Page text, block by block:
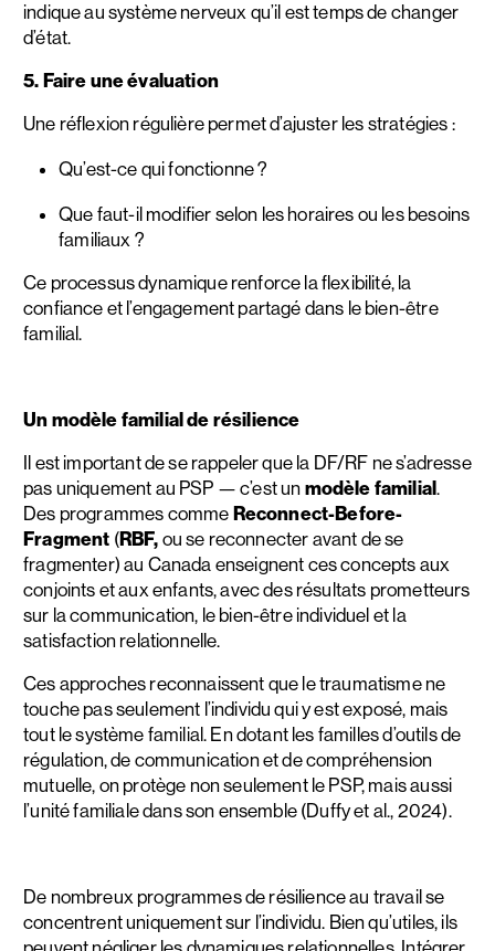
indique au système nerveux qu’il est temps de changer
d’état.
5. Faire une évaluation
Une réflexion régulière permet d’ajuster les stratégies :
Qu’est-ce qui fonctionne ?
Que faut-il modifier selon les horaires ou les besoins
familiaux ?
Ce processus dynamique renforce la flexibilité, la
confiance et l’engagement partagé dans le bien-être
familial.
Un modèle familial de résilience
Il est important de se rappeler que la DF/RF ne s’adresse
pas uniquement au PSP — c’est un modèle familial.
Des programmes comme Reconnect-Before-
Fragment (RBF, ou se reconnecter avant de se
fragmenter) au Canada enseignent ces concepts aux
conjoints et aux enfants, avec des résultats prometteurs
sur la communication, le bien-être individuel et la
satisfaction relationnelle.
Ces approches reconnaissent que le traumatisme ne
touche pas seulement l’individu qui y est exposé, mais
tout le système familial. En dotant les familles d’outils de
régulation, de communication et de compréhension
mutuelle, on protège non seulement le PSP, mais aussi
l’unité familiale dans son ensemble (Duffy et al., 2024).
De nombreux programmes de résilience au travail se
concentrent uniquement sur l’individu. Bien qu’utiles, ils